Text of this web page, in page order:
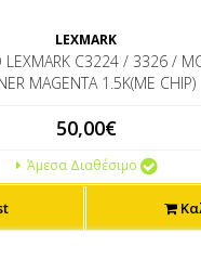
LEXMARK
C3224 / 3326 /
MAGENTA 1.5K(ΜΕ CHIP)
50,00€
Άμεσα Διαθέσιμο